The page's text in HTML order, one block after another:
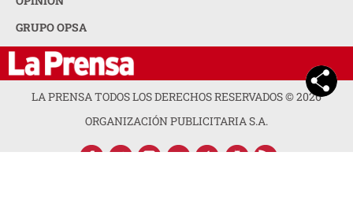
GRUPO OPSA
LA PRENSA TODOS LOS DERECHOS RESERVADOS ©2026
ORGANIZACIÓN PUBLICITARIA S.A.